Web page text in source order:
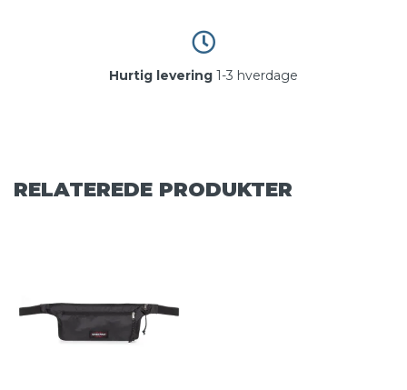
Hurtig levering 1-3 hverdage
RELATEREDE PRODUKTER